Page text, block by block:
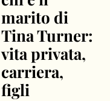
marito di
Tina Turner:
vita privata,
carriera,
figli